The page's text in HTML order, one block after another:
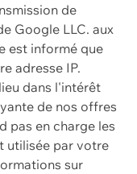
de
Google LLC. aux
est informé que
adresse IP.
dans l'intérêt
de nos offres
pas en charge les
utilisée par votre
sur